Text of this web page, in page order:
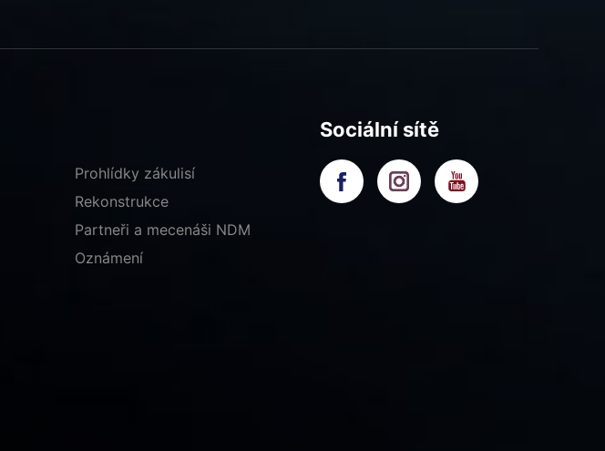
Prohlídky zákulisí
Rekonstrukce
Partneři a mecenáši NDM
Oznámení
Sociální sítě